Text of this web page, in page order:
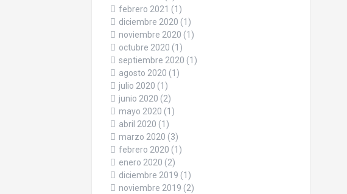
febrero 2021 (1)
diciembre 2020 (1)
noviembre 2020 (1)
octubre 2020 (1)
septiembre 2020 (1)
agosto 2020 (1)
julio 2020 (1)
junio 2020 (2)
mayo 2020 (1)
abril 2020 (1)
marzo 2020 (3)
febrero 2020 (1)
enero 2020 (2)
diciembre 2019 (1)
noviembre 2019 (2)